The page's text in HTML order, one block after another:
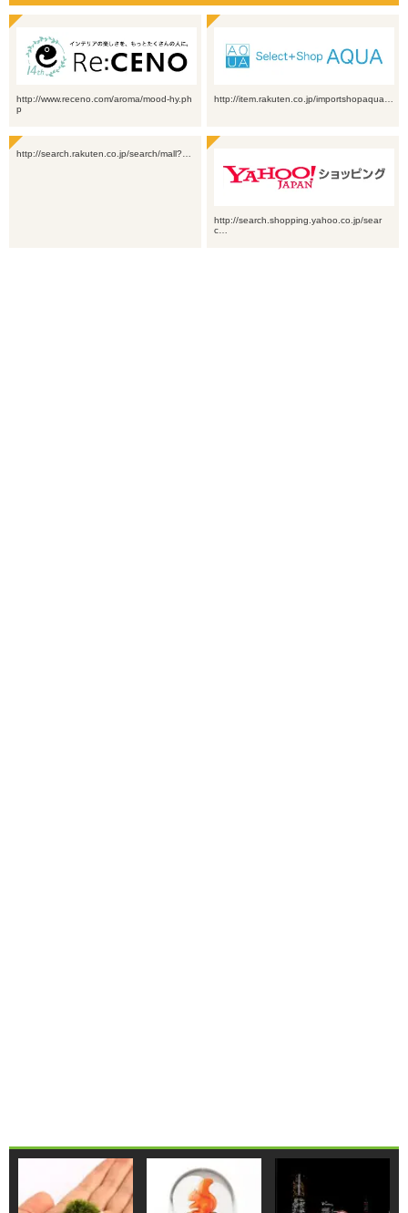
http://www.receno.com/aroma/mood-hy.ph
p
http://item.rakuten.co.jp/importshopaqua…
http://search.rakuten.co.jp/search/mall?…
http://search.shopping.yahoo.co.jp/sear
c…